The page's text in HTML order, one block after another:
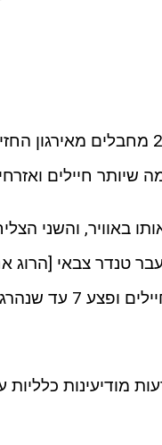
ב 25/11/1987 בשעת לילה המריאו
שיותר חיילים
באוויר, והשני
טנדר צבאי [הרוג
הסתער על מאהל צבאי
מודיעינות כלליות